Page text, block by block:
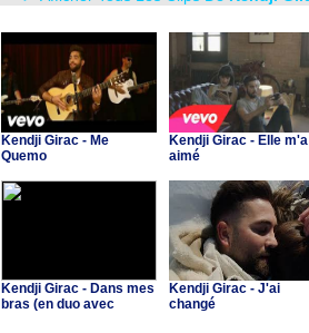
Kendji Girac - Me
Quemo
Kendji Girac - Elle m'a
aimé
Kendji Girac - Dans mes
bras (en duo avec
Kendji Girac - J'ai
changé